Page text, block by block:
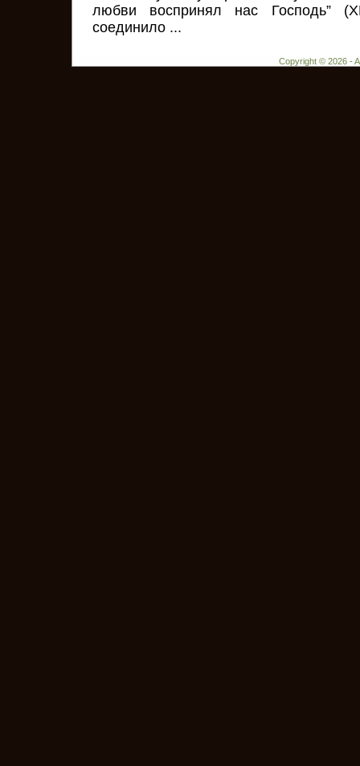
любви воспринял нас Господь”
соединило ...
Copyright © 2026 -